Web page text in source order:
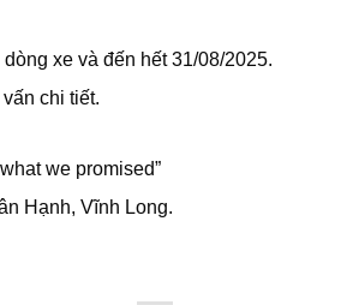
xe và đến hết 31/08/2025.
chi tiết.
we promised”
Hạnh, Vĩnh Long.